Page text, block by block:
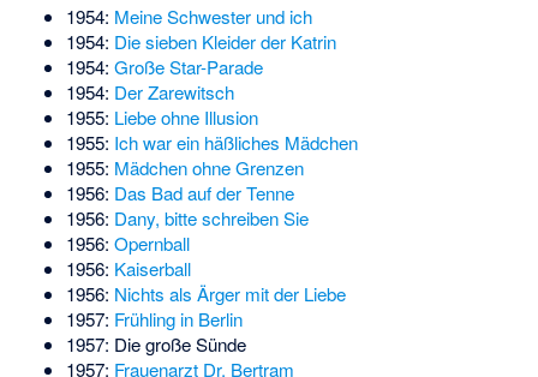
1954: Meine Schwester und ich
1954: Die sieben Kleider der Katrin
1954: Große Star-Parade
1954: Der Zarewitsch
1955: Liebe ohne Illusion
1955: Ich war ein häßliches Mädchen
1955: Mädchen ohne Grenzen
1956: Das Bad auf der Tenne
1956: Dany, bitte schreiben Sie
1956: Opernball
1956: Kaiserball
1956: Nichts als Ärger mit der Liebe
1957: Frühling in Berlin
1957: Die große Sünde
1957: Frauenarzt Dr. Bertram